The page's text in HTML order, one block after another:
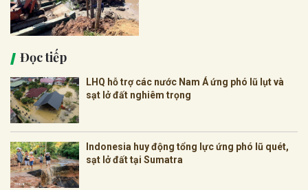
Đọc tiếp
LHQ hỗ trợ các nước Nam Á ứng phó lũ lụt và
sạt lở đất nghiêm trọng
Indonesia huy động tổng lực ứng phó lũ quét,
sạt lở đất tại Sumatra